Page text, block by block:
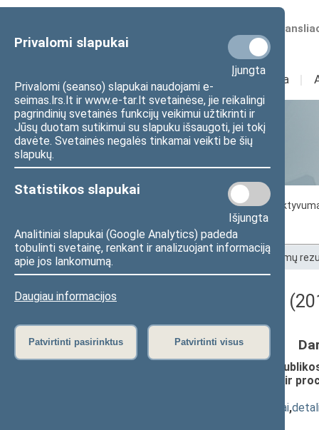
Privalomi slapukai
Įjungta
Privalomi (seanso) slapukai naudojami e-
seimas.lrs.lt ir www.e-tar.lt svetainėse, jie reikalingi
pagrindinių svetainės funkcijų veikimui užtikrinti ir
Jūsų duotam sutikimui su slapuku išsaugoti, jei tokį
davėte. Svetainės negalės tinkamai veikti be šių
slapukų.
Statistikos slapukai
Išjungta
Analitiniai slapukai (Google Analytics) padeda
tobulinti svetainę, renkant ir analizuojant informaciją
apie jos lankomumą.
Daugiau informacijos
Patvirtinti pasirinktus Patvirtinti visus
Numatomos
Sudėtis Veikla I
Statistika
Seimo narių
Seimo narių balsavimų rezultatai
Pradžia Seimo narių balsavimų
Darbotvarkės klausimas
Seimo nutarimo „Dėl Lietuvos
Lietuvos Respublikos Seimo Etikos ir
susiję dokumentai,